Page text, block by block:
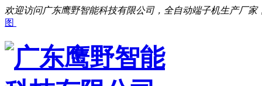
欢迎访问广东鹰野智能科技有限公司，全自动端子机生产厂家
图